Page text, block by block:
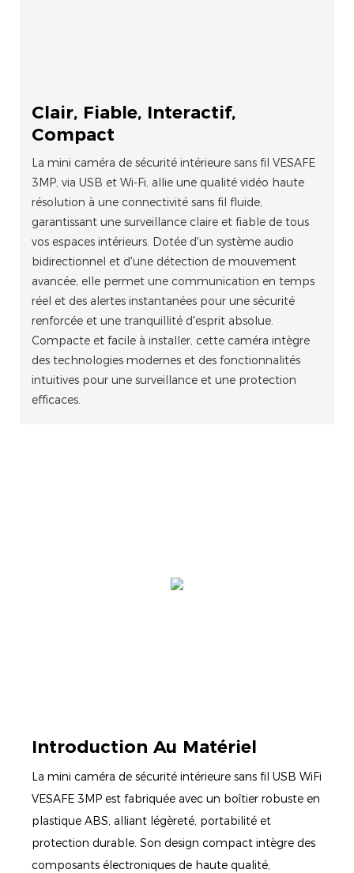
Clair, Fiable, Interactif,
Compact
La mini caméra de sécurité intérieure sans fil VESAFE
3MP, via USB et Wi-Fi, allie une qualité vidéo haute
résolution à une connectivité sans fil fluide,
garantissant une surveillance claire et fiable de tous
vos espaces intérieurs. Dotée d'un système audio
bidirectionnel et d'une détection de mouvement
avancée, elle permet une communication en temps
réel et des alertes instantanées pour une sécurité
renforcée et une tranquillité d'esprit absolue.
Compacte et facile à installer, cette caméra intègre
des technologies modernes et des fonctionnalités
intuitives pour une surveillance et une protection
efficaces.
Introduction Au Matériel
La mini caméra de sécurité intérieure sans fil USB WiFi
VESAFE 3MP est fabriquée avec un boîtier robuste en
plastique ABS, alliant légèreté, portabilité et
protection durable. Son design compact intègre des
composants électroniques de haute qualité,